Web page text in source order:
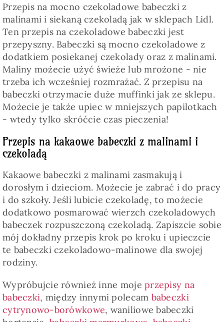
Przepis na mocno czekoladowe babeczki z
malinami i siekaną czekoladą jak w sklepach Lidl.
Ten przepis na czekoladowe babeczki jest
przepyszny. Babeczki są mocno czekoladowe z
dodatkiem posiekanej czekolady oraz z malinami.
Maliny możecie użyć świeże lub mrożone - nie
trzeba ich wcześniej rozmrażać. Z przepisu na
babeczki otrzymacie duże muffinki jak ze sklepu.
Możecie je także upiec w mniejszych papilotkach
- wtedy tylko skróćcie czas pieczenia!
Przepis na kakaowe babeczki z malinami i
czekoladą
Kakaowe babeczki z malinami zasmakują i
dorosłym i dzieciom. Możecie je zabrać i do pracy
i do szkoły. Jeśli lubicie czekoladę, to możecie
dodatkowo posmarować wierzch czekoladowych
babeczek rozpuszczoną czekoladą. Zapiszcie sobie
mój dokładny przepis krok po kroku i upieczcie
te babeczki czekoladowo-malinowe dla swojej
rodziny.
Wypróbujcie również inne mojeprzepisy na
babeczki, między innymi polecam babeczki
cytrynowo-borówkowe, waniliowe babeczki